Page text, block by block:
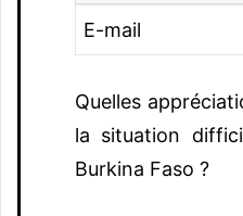
E-mail
Quelles
la situation
Burkina Faso ?